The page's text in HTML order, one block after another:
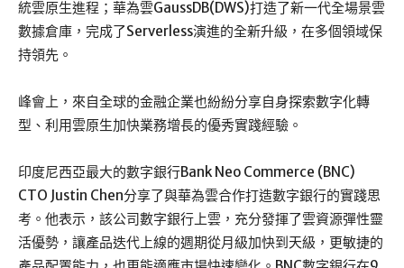
統雲原生進程；華為雲GaussDB(DWS)打造了新一代全場景雲
數據倉庫，完成了Serverless演進的全新升級，在多個領域保
持領先。
峰會上，來自全球的金融企業也紛紛分享自身探索數字化轉
型、利用雲原生加快業務增長的優秀實踐經驗。
印度尼西亞最大的數字銀行Bank Neo Commerce (BNC)
CTO Justin Chen分享了與華為雲合作打造數字銀行的實踐思
考。他表示，該公司數字銀行上雲，充分發揮了雲資源彈性靈
活優勢，讓產品迭代上線的週期從月級加快到天級，更敏捷的